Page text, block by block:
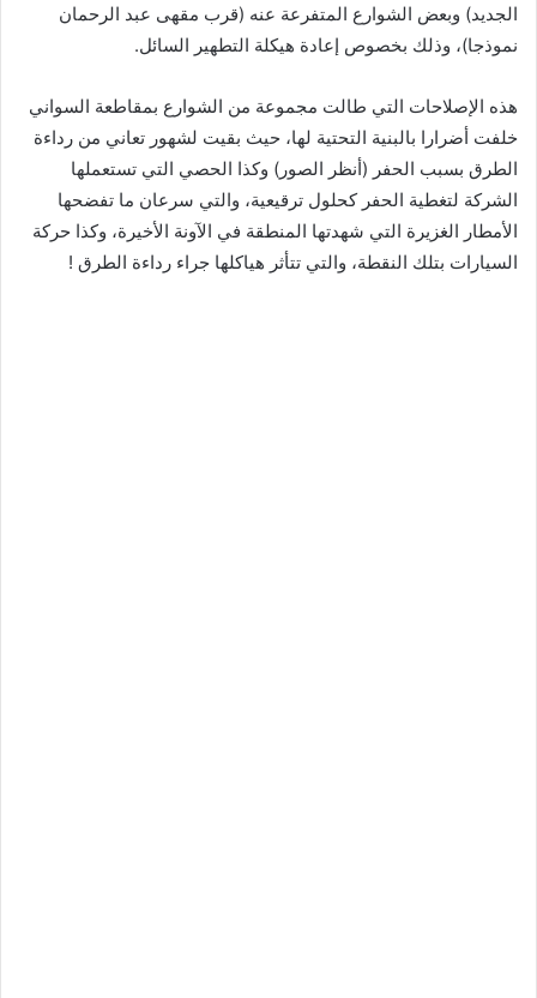
الجديد) وبعض الشوارع المتفرعة عنه (قرب مقهى عبد الرحمان
نموذجا)، وذلك بخصوص إعادة هيكلة التطهير السائل.
هذه الإصلاحات التي طالت مجموعة من الشوارع بمقاطعة السواني
خلفت أضرارا بالبنية التحتية لها، حيث بقيت لشهور تعاني من رداءة
الطرق بسبب الحفر (أنظر الصور) وكذا الحصي التي تستعملها
الشركة لتغطية الحفر كحلول ترقيعية، والتي سرعان ما تفضحها
الأمطار الغزيرة التي شهدتها المنطقة في الآونة الأخيرة، وكذا حركة
السيارات بتلك النقطة، والتي تتأثر هياكلها جراء رداءة الطرق !